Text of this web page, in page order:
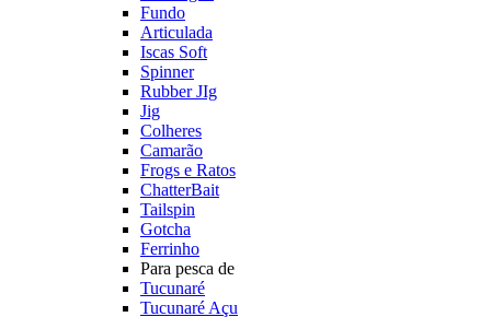
Fundo
Articulada
Iscas Soft
Spinner
Rubber JIg
Jig
Colheres
Camarão
Frogs e Ratos
ChatterBait
Tailspin
Gotcha
Ferrinho
Para pesca de
Tucunaré
Tucunaré Açu